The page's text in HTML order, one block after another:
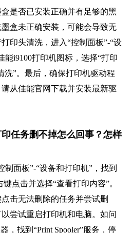
是否已安装正确并有足够的黑
盒未正确安装，可能会导致无
印头清洗，进入“控制面板”-“设
能i9100打印机图标，选择“打印
洗”。最后，确保打印机驱动程
从佳能官网下载并安装最新驱
任务删不掉怎么回事？怎样
面板”-“设备和打印机”，找到
点击并选择“查看打印内容”。
击无法删除的任务并尝试删
尝试重启打印机和电脑。如问
，找到“Print Spooler”服务，停